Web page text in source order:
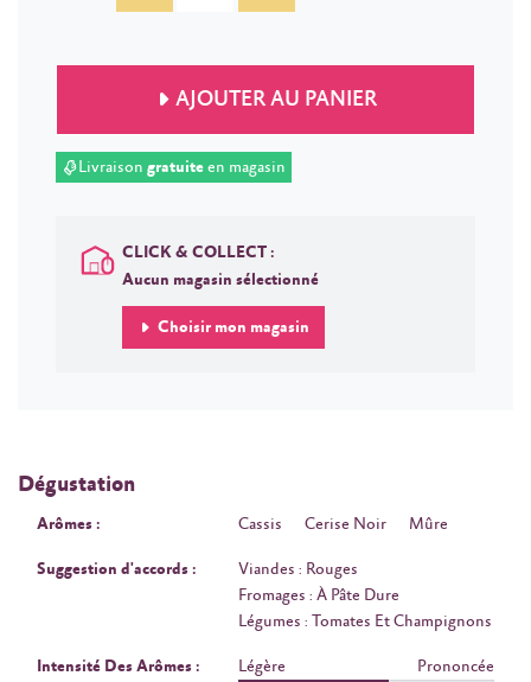
AJOUTER AU PANIER
Livraison gratuiteen magasin
CLICK & COLLECT :
Aucun magasin sélectionné
Choisir mon magasin
Dégustation
Arômes : Cassis Cerise Noir Mûre
Suggestion d'accords :
Viandes : Rouges
Fromages : À Pâte Dure
Légumes : Tomates Et Champignons
Intensité Des Arômes : Légère Prononcée